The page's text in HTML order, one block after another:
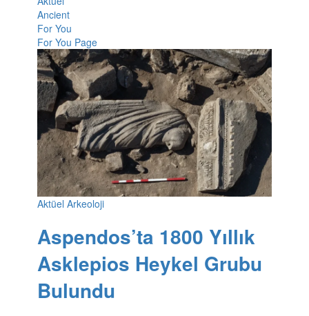
Ancient
For You
For You Page
Aktüel Arkeoloji
Aspendos’ta 1800 Yıllık
Asklepios Heykel Grubu
Bulundu